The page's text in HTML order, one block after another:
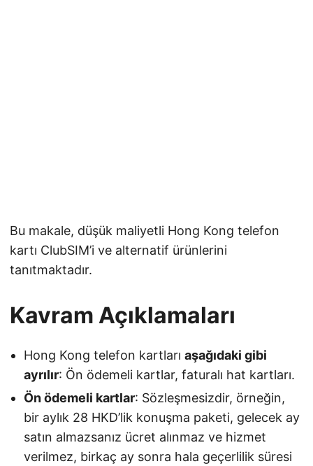
Bu makale, düşük maliyetli Hong Kong telefon
kartı ClubSIM’i ve alternatif ürünlerini
tanıtmaktadır.
Kavram Açıklamaları
Hong Kong telefon kartları aşağıdaki gibi
ayrılır: Ön ödemeli kartlar, faturalı hat kartları.
Ön ödemeli kartlar: Sözleşmesizdir, örneğin,
bir aylık 28 HKD’lik konuşma paketi, gelecek ay
satın almazsanız ücret alınmaz ve hizmet
verilmez, birkaç ay sonra hala geçerlilik süresi